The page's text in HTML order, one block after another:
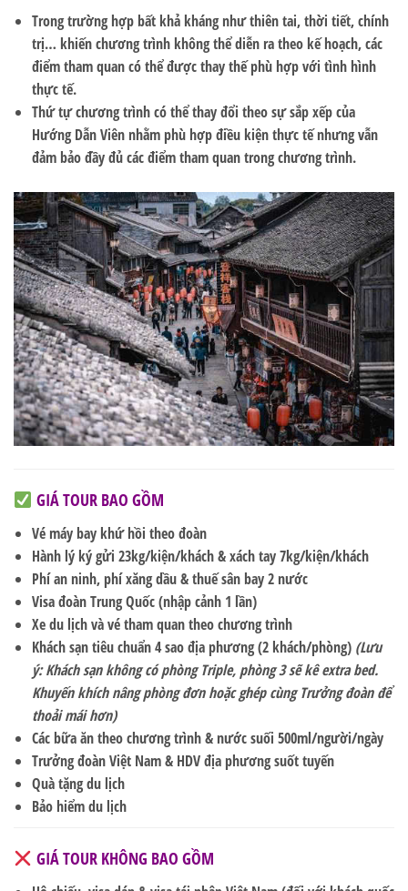
Trong trường hợp bất khả kháng như thiên tai, thời tiết, chính
trị… khiến chương trình không thể diễn ra theo kế hoạch, các
điểm tham quan có thể được thay thế phù hợp với tình hình
thực tế.
Thứ tự chương trình có thể thay đổi theo sự sắp xếp của
Hướng Dẫn Viên nhằm phù hợp điều kiện thực tế nhưng vẫn
đảm bảo đầy đủ các điểm tham quan trong chương trình.
GIÁ TOUR BAO GỒM
Vé máy bay khứ hồi theo đoàn
Hành lý ký gửi 23kg/kiện/khách& xách tay7kg/kiện/khách
Phí an ninh, phí xăng dầu & thuế sân bay 2 nước
Visa đoàn Trung Quốc (nhập cảnh 1 lần)
Xe du lịch và vé tham quan theo chương trình
Khách sạntiêu chuẩn 4 sao địa phương(2 khách/phòng) (Lưu
ý: Khách sạn không có phòng Triple, phòng 3 sẽ kê extra bed.
Khuyến khích nâng phòng đơn hoặc ghép cùng Trưởng đoàn để
thoải mái hơn)
Các bữa ăn theo chương trình & nước suối 500ml/người/ngày
Trưởng đoàn Việt Nam & HDV địa phương suốt tuyến
Quà tặng du lịch
Bảo hiểm du lịch
GIÁ TOUR KHÔNG BAO GỒM